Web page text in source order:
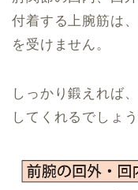
付着する上腕筋は
を受けません。
しっかり鍛えれば
してくれるでしょう